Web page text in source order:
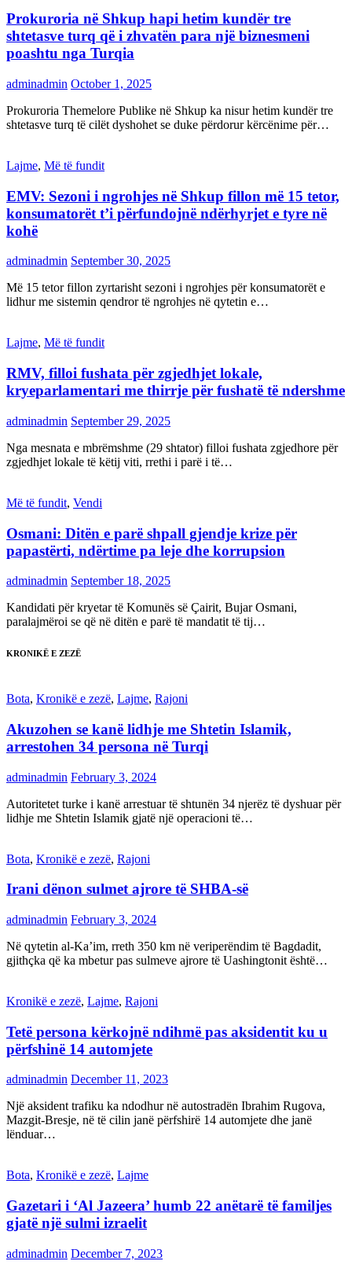
Prokuroria në Shkup hapi hetim kundër tre
shtetasve turq që i zhvatën para një biznesmeni
poashtu nga Turqia
adminadmin October 1, 2025
Prokuroria Themelore Publike në Shkup ka nisur hetim kundër tre
shtetasve turq të cilët dyshohet se duke përdorur kërcënime për…
Lajme, Më të fundit
EMV: Sezoni i ngrohjes në Shkup fillon më 15 tetor,
konsumatorët t’i përfundojnë ndërhyrjet e tyre në
kohë
adminadmin September 30, 2025
Më 15 tetor fillon zyrtarisht sezoni i ngrohjes për konsumatorët e
lidhur me sistemin qendror të ngrohjes në qytetin e…
Lajme, Më të fundit
RMV, filloi fushata për zgjedhjet lokale,
kryeparlamentari me thirrje për fushatë të ndershme
adminadmin September 29, 2025
Nga mesnata e mbrëmshme (29 shtator) filloi fushata zgjedhore për
zgjedhjet lokale të këtij viti, rrethi i parë i të…
Më të fundit, Vendi
Osmani: Ditën e parë shpall gjendje krize për
papastërti, ndërtime pa leje dhe korrupsion
adminadmin September 18, 2025
Kandidati për kryetar të Komunës së Çairit, Bujar Osmani,
paralajmëroi se që në ditën e parë të mandatit të tij…
KRONIKË E ZEZË
Bota, Kronikë e zezë, Lajme, Rajoni
Akuzohen se kanë lidhje me Shtetin Islamik,
arrestohen 34 persona në Turqi
adminadmin February 3, 2024
Autoritetet turke i kanë arrestuar të shtunën 34 njerëz të dyshuar për
lidhje me Shtetin Islamik gjatë një operacioni të…
Bota, Kronikë e zezë, Rajoni
Irani dënon sulmet ajrore të SHBA-së
adminadmin February 3, 2024
Në qytetin al-Ka’im, rreth 350 km në veriperëndim të Bagdadit,
gjithçka që ka mbetur pas sulmeve ajrore të Uashingtonit është…
Kronikë e zezë, Lajme, Rajoni
Tetë persona kërkojnë ndihmë pas aksidentit ku u
përfshinë 14 automjete
adminadmin December 11, 2023
Një aksident trafiku ka ndodhur në autostradën Ibrahim Rugova,
Mazgit-Bresje, në të cilin janë përfshirë 14 automjete dhe janë
lënduar…
Bota, Kronikë e zezë, Lajme
Gazetari i ‘Al Jazeera’ humb 22 anëtarë të familjes
gjatë një sulmi izraelit
adminadmin December 7, 2023